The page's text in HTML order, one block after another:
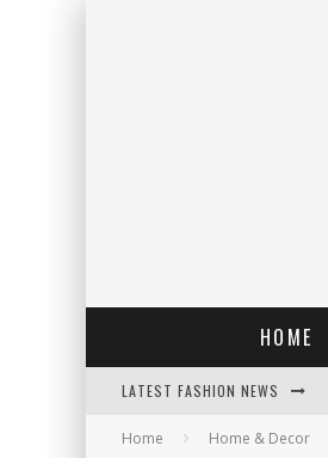
HOME
LATEST FASHION NEWS
Home Home & Decor